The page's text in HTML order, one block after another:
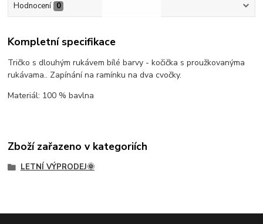
Hodnocení 0
Kompletní specifikace
Tričko s dlouhým rukávem bílé barvy - kočička s proužkovanýma
rukávama.. Zapínání na ramínku na dva cvočky.
Materiál: 100 % bavlna
Zboží zařazeno v kategoriích
LETNÍ VÝPRODEJ🌞